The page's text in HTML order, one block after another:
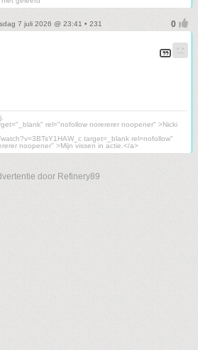
7 juli 2026 @ 23:41 • 231
rel="nofollow norererer noopener" >Nicki
target=_blank rel=nofollow"
noopener" >Mijn vissen in actie.</a>
door Refinery89